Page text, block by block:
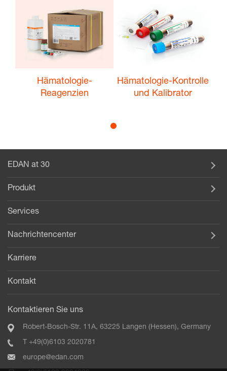
Hämatologie-
Reagenzien
Hämatologie-Kontrolle
und Kalibrator
EDAN at 30
Produkt
Services
Nachrichtencenter
Karriere
Kontakt
Kontaktieren Sie uns
Robert-Bosch-Str. 11A, 63225 Langen (Hessen), Germany
T +49(0)6103 2020781
europe@edan.com